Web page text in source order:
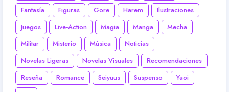
Fantasía
Figuras Gore Harem
Ilustraciones
Juegos
Live-Action Magia Manga
Mecha
Militar
Misterio Música
Noticias
Novelas Ligeras
Novelas Visuales
Recomendaciones
Reseña
Romance Seiyuus Suspenso
Yaoi